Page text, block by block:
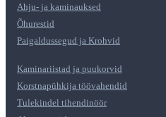
Ahju- ja kaminauksed
Õhurestid
Paigaldussegud ja Krohvid
Kaminariistad ja puukorvid
Korstnapühkija töövahendid
Tulekindel tihendinöör